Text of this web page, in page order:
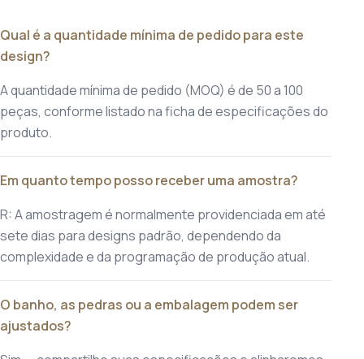
Qual é a quantidade mínima de pedido para este
design?
A quantidade mínima de pedido (MOQ) é de 50 a 100
peças, conforme listado na ficha de especificações do
produto.
Em quanto tempo posso receber uma amostra?
R: A amostragem é normalmente providenciada em até
sete dias para designs padrão, dependendo da
complexidade e da programação de produção atual.
O banho, as pedras ou a embalagem podem ser
ajustados?